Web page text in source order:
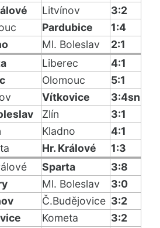
Litvínov
3:2
Pardubice
1:4
Ml. Boleslav
2:1
Liberec
4:1
Olomouc
5:1
Vítkovice
3:4sn
Zlín
3:1
Kladno
4:1
Hr. Králové
1:3
Sparta
3:8
Ml. Boleslav
3:0
Č.Budějovice 3:2
Kometa
3:2